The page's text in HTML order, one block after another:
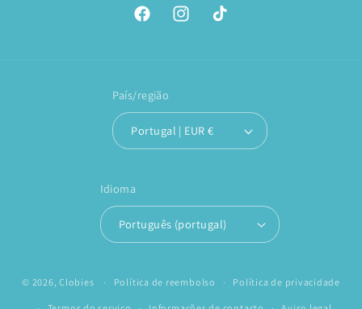
FacebookInstagramTikTok
País/região
Portugal | EUR €
Idioma
Português (portugal)
© 2026,Clobies Política de reembolso Política de privacidade